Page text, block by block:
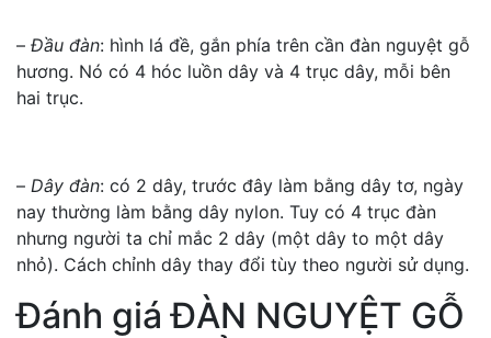
– Đầu đàn: hình lá đề, gắn phía trên cần đàn nguyệt gỗ
hương. Nó có 4 hóc luồn dây và 4 trục dây, mỗi bên
hai trục.
– Dây đàn: có 2 dây, trước đây làm bằng dây tơ, ngày
nay thường làm bằng dây nylon. Tuy có 4 trục đàn
nhưng người ta chỉ mắc 2 dây (một dây to một dây
nhỏ). Cách chỉnh dây thay đổi tùy theo người sử dụng.
Đánh giá ĐÀN NGUYỆT GỖ